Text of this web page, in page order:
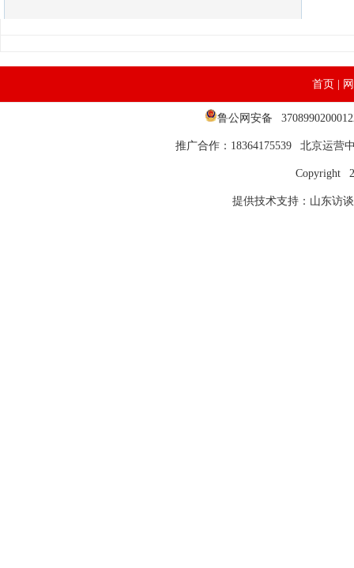
首页|
鲁公网安备
推广合作：18364175539 北京运营
Copyright
提供技术支持：山东访